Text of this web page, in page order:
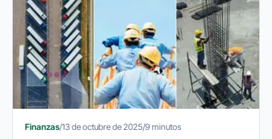
Finanzas/13 de octubre de 2025/9 minutos